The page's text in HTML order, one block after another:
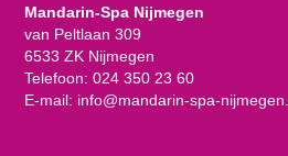
Mandarin-Spa Nijmegen
van Peltlaan 309
6533 ZK Nijmegen
Telefoon: 024 350 23 60
E-mail: info@mandarin-spa-